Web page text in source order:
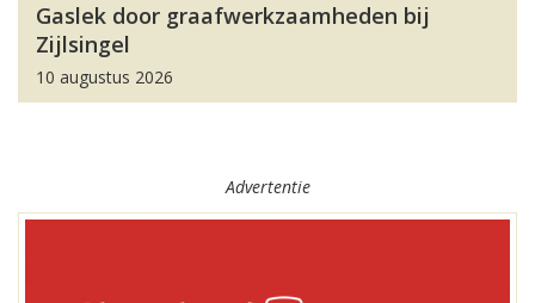
Gaslek door graafwerkzaamheden bij
Zijlsingel
10 augustus 2026
Advertentie